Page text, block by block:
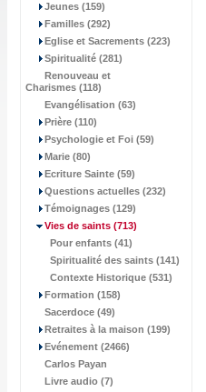
Jeunes (159)
Familles (292)
Eglise et Sacrements (223)
Spiritualité (281)
Renouveau et
Charismes (118)
Evangélisation (63)
Prière (110)
Psychologie et Foi (59)
Marie (80)
Ecriture Sainte (59)
Questions actuelles (232)
Témoignages (129)
Vies de saints (713)
Pour enfants (41)
Spiritualité des saints (141)
Contexte Historique (531)
Formation (158)
Sacerdoce (49)
Retraites à la maison (199)
Evénement (2466)
Carlos Payan
Livre audio (7)